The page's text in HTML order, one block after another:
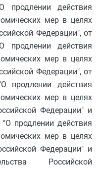
действия
мер в целях
Федерации", от
действия
мер в целях
Федерации", от
действия
мер в целях
Федерации" и
продлении действия
мер в целях
Федерации" и
Российской